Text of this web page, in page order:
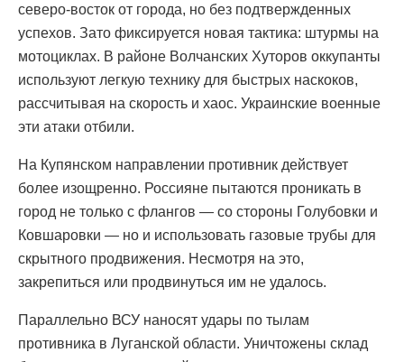
северо-восток от города, но без подтвержденных
успехов. Зато фиксируется новая тактика: штурмы на
мотоциклах. В районе Волчанских Хуторов оккупанты
используют легкую технику для быстрых наскоков,
рассчитывая на скорость и хаос. Украинские военные
эти атаки отбили.
На Купянском направлении противник действует
более изощренно. Россияне пытаются проникать в
город не только с флангов — со стороны Голубовки и
Ковшаровки — но и использовать газовые трубы для
скрытного продвижения. Несмотря на это,
закрепиться или продвинуться им не удалось.
Параллельно ВСУ наносят удары по тылам
противника в Луганской области. Уничтожены склад